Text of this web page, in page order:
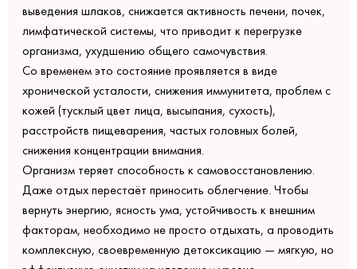
выведения шлаков, снижается активность печени, почек,
лимфатической системы, что приводит к перегрузке
организма, ухудшению общего самочувствия.
Со временем это состояние проявляется в виде
хронической усталости, снижения иммунитета, проблем с
кожей (тусклый цвет лица, высыпания, сухость),
расстройств пищеварения, частых головных болей,
снижения концентрации внимания.
Организм теряет способность к самовосстановлению.
Даже отдых перестаёт приносить облегчение. Чтобы
вернуть энергию, ясность ума, устойчивость к внешним
факторам, необходимо не просто отдыхать, а проводить
комплексную, своевременную детоксикацию — мягкую, но